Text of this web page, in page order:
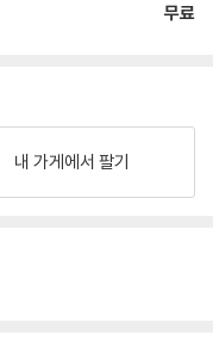
무료
내 가게에서 팔기